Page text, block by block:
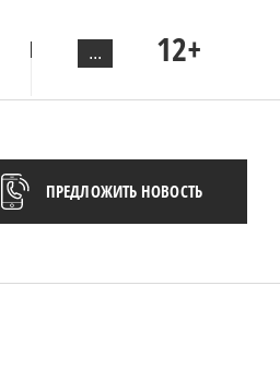
... 12+
ПРЕДЛОЖИТЬ НОВОСТЬ